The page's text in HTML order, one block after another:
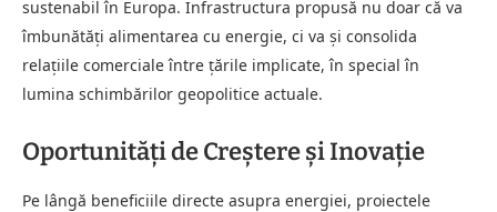
sustenabil în Europa. Infrastructura propusă nu doar că va
îmbunătăți alimentarea cu energie, ci va și consolida
relațiile comerciale între țările implicate, în special în
lumina schimbărilor geopolitice actuale.
Oportunități de Creștere și Inovație
Pe lângă beneficiile directe asupra energiei, proiectele